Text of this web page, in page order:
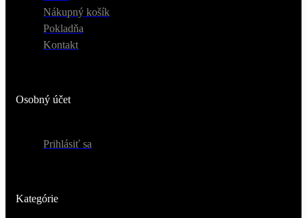
Nákupný košík
Pokladňa
Kontakt
Osobný účet
Prihlásiť sa
Kategórie